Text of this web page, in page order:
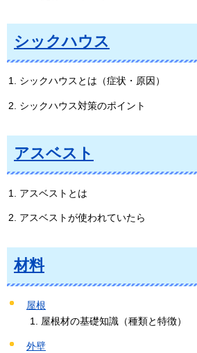
シックハウス
シックハウスとは（症状・原因）
シックハウス対策のポイント
アスベスト
アスベストとは
アスベストが使われていたら
材料
屋根
屋根材の基礎知識（種類と特徴）
外壁